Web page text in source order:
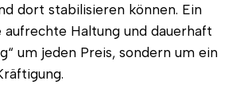
dort stabilisieren können. Ein
Haltung und dauerhaft
um jeden Preis, sondern um ein